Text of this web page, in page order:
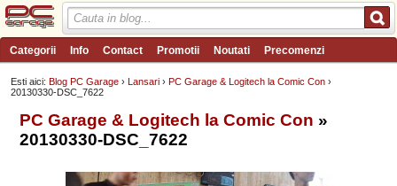
Categorii Info Contact Promotii Noutati Precomenzi
Review-uri Wishlist PC Garage TV Forum Blog Angajari
Esti aici:Blog PC Garage ›Lansari ›PC Garage & Logitech la Comic Con ›
20130330-DSC_7622
PC Garage & Logitech la Comic Con »
20130330-DSC_7622